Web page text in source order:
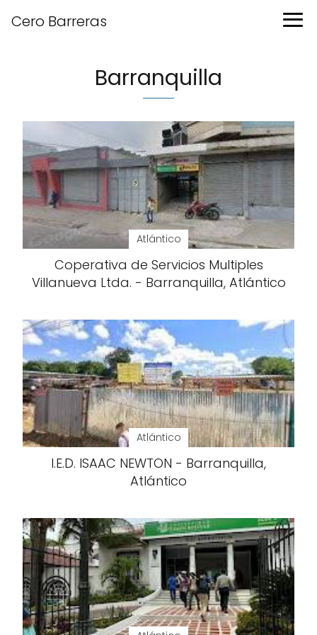
Cero Barreras
Barranquilla
Atlántico
Coperativa de Servicios Multiples
Villanueva Ltda. - Barranquilla, Atlántico
Atlántico
I.E.D. ISAAC NEWTON - Barranquilla,
Atlántico